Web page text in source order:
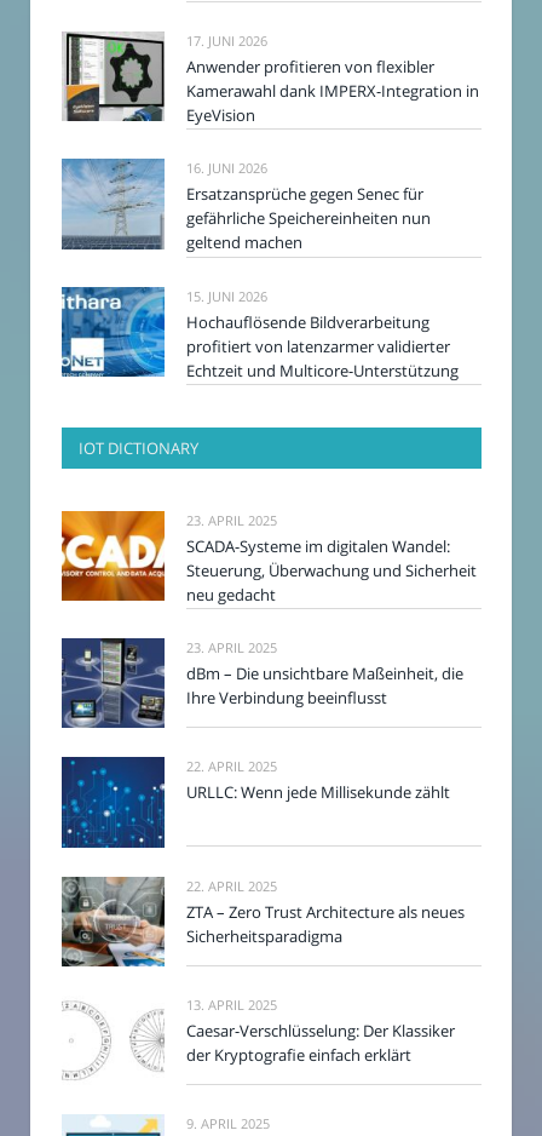
17. JUNI 2026
Anwender profitieren von flexibler
Kamerawahl dank IMPERX-Integration in
EyeVision
16. JUNI 2026
Ersatzansprüche gegen Senec für
gefährliche Speichereinheiten nun
geltend machen
15. JUNI 2026
Hochauflösende Bildverarbeitung
profitiert von latenzarmer validierter
Echtzeit und Multicore-Unterstützung
IOT DICTIONARY
23. APRIL 2025
SCADA-Systeme im digitalen Wandel:
Steuerung, Überwachung und Sicherheit
neu gedacht
23. APRIL 2025
dBm – Die unsichtbare Maßeinheit, die
Ihre Verbindung beeinflusst
22. APRIL 2025
URLLC: Wenn jede Millisekunde zählt
22. APRIL 2025
ZTA – Zero Trust Architecture als neues
Sicherheitsparadigma
13. APRIL 2025
Caesar-Verschlüsselung: Der Klassiker
der Kryptografie einfach erklärt
9. APRIL 2025